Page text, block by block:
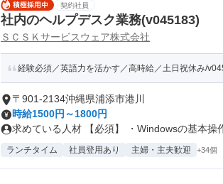
契約社員
社内のヘルプデスク業務(v045183)
ＳＣＳＫサービスウェア株式会社
経験必須／英語力を活かす／高時給／土日祝休み/
〒901-2134沖縄県浦添市港川
時給1500円～1800円
求めている人材 【必須】 ・Windowsの基本操
ランチタイム 社員登用あり 主婦・主夫歓迎 +34個